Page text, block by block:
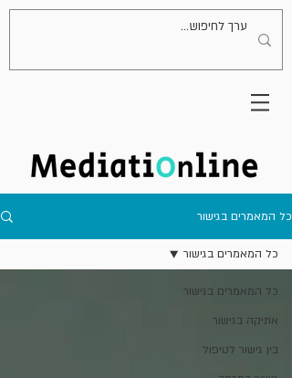
כל המאמרים בגישור
כל המאמרים בגישור
אתיקה בגישור
בין גישור לטיפול
כל המאמרים בגישור